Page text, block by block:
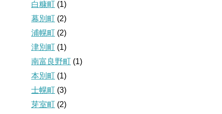
白糠町 (1)
幕別町 (2)
浦幌町 (2)
津別町 (1)
南富良野町 (1)
本別町 (1)
士幌町 (3)
芽室町 (2)